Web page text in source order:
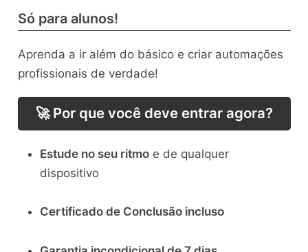
Só para alunos!
Aprenda a ir além do básico e criar automações
profissionais de verdade!
🚀 Por que você deve entrar agora?
Estude no seu ritmoe de qualquer
dispositivo
Certificado de Conclusão incluso